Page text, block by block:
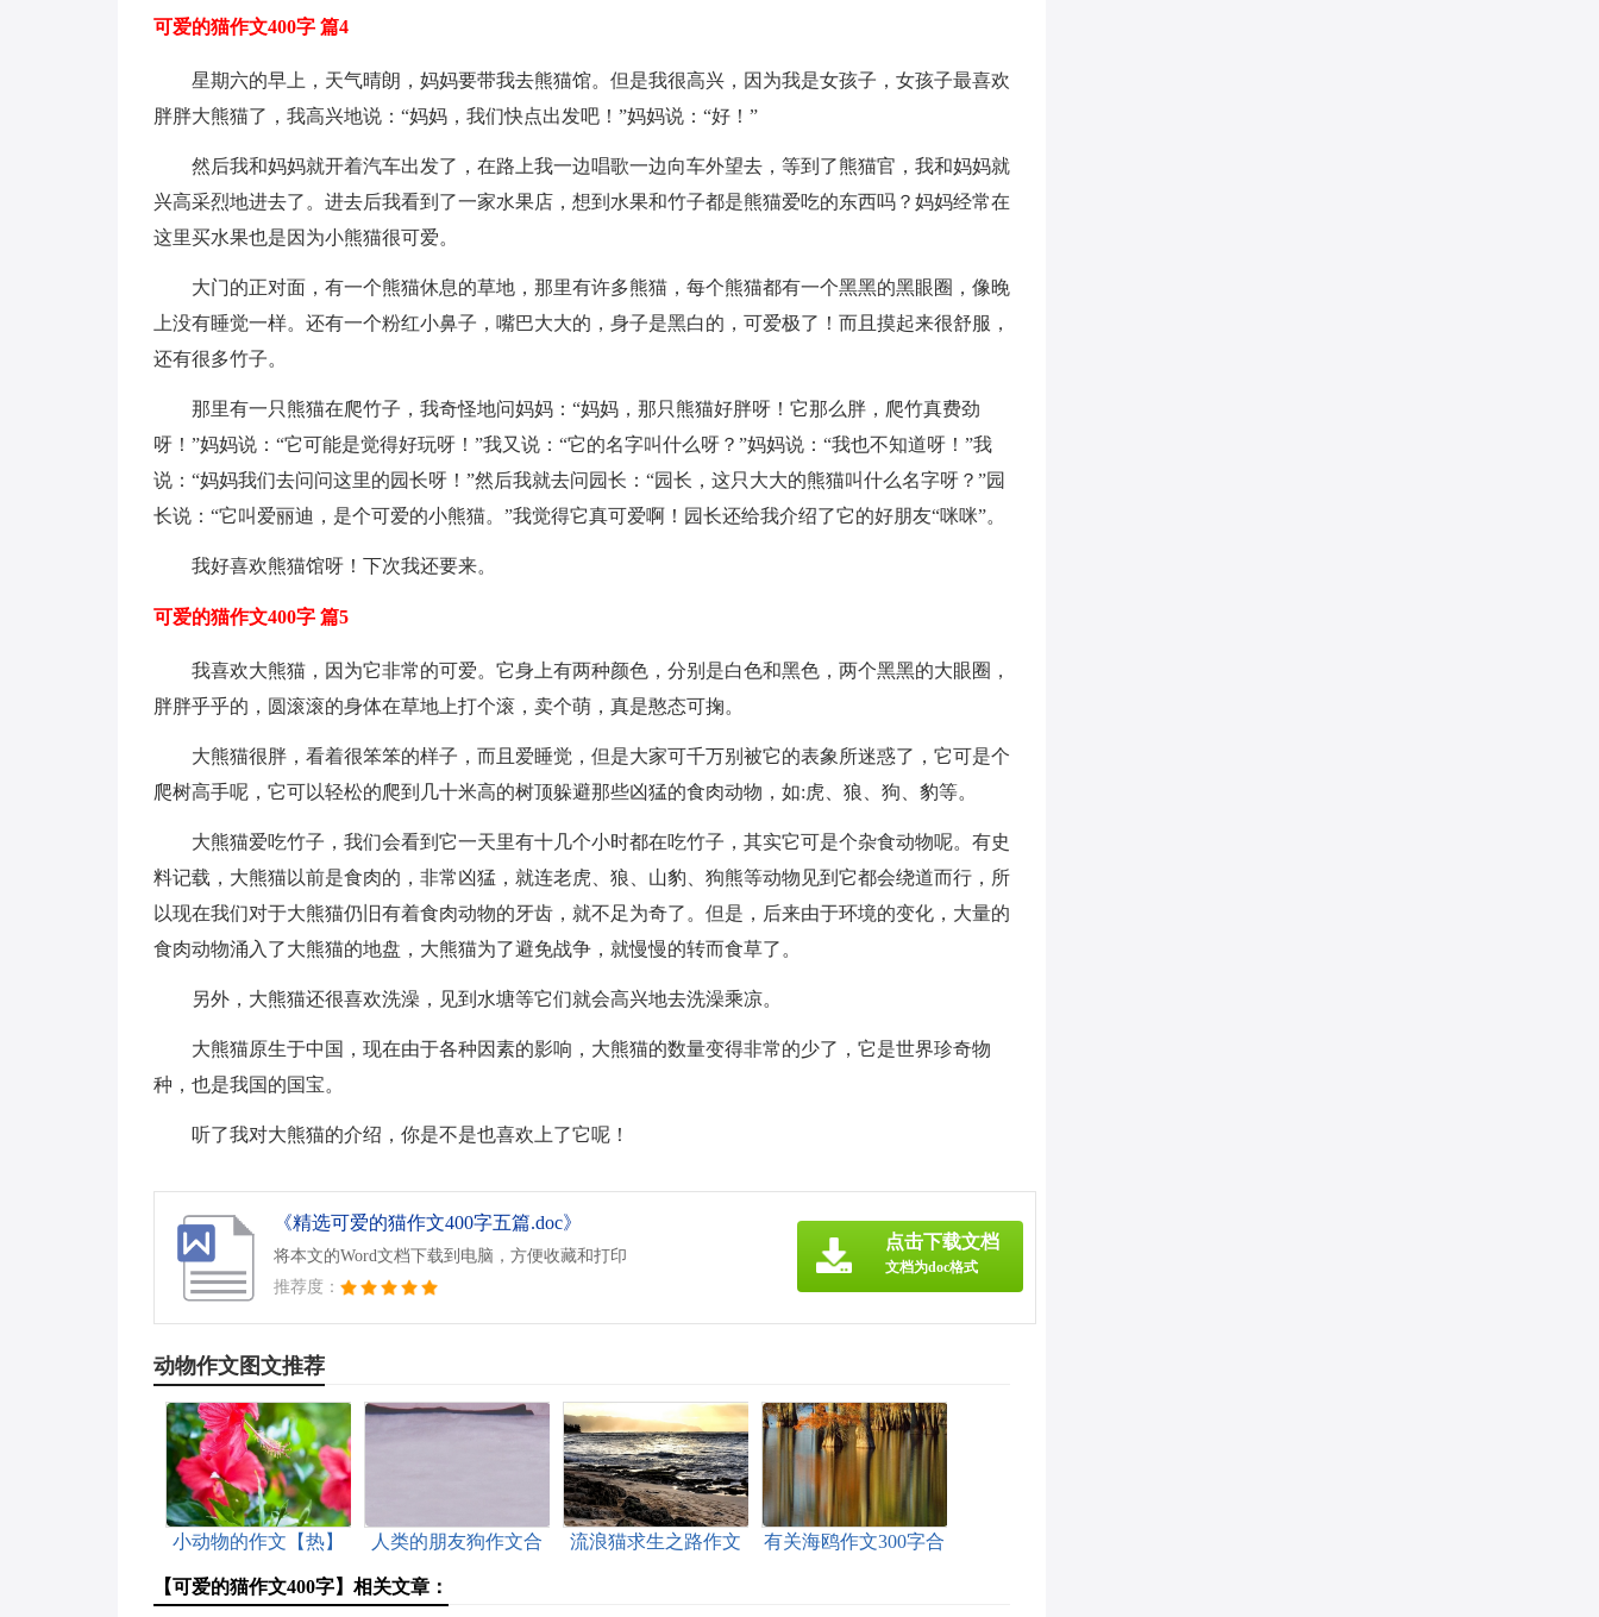
可爱的猫作文400字 篇4
星期六的早上，天气晴朗，妈妈要带我去熊猫馆。但是我很高兴，因为我是女孩子，女孩子最喜欢
胖胖大熊猫了，我高兴地说：“妈妈，我们快点出发吧！”妈妈说：“好！”
然后我和妈妈就开着汽车出发了，在路上我一边唱歌一边向车外望去，等到了熊猫官，我和妈妈就
兴高采烈地进去了。进去后我看到了一家水果店，想到水果和竹子都是熊猫爱吃的东西吗？妈妈经常在
这里买水果也是因为小熊猫很可爱。
大门的正对面，有一个熊猫休息的草地，那里有许多熊猫，每个熊猫都有一个黑黑的黑眼圈，像晚
上没有睡觉一样。还有一个粉红小鼻子，嘴巴大大的，身子是黑白的，可爱极了！而且摸起来很舒服，
还有很多竹子。
那里有一只熊猫在爬竹子，我奇怪地问妈妈：“妈妈，那只熊猫好胖呀！它那么胖，爬竹真费劲
呀！”妈妈说：“它可能是觉得好玩呀！”我又说：“它的名字叫什么呀？”妈妈说：“我也不知道呀！”我
说：“妈妈我们去问问这里的园长呀！”然后我就去问园长：“园长，这只大大的熊猫叫什么名字呀？”园
长说：“它叫爱丽迪，是个可爱的小熊猫。”我觉得它真可爱啊！园长还给我介绍了它的好朋友“咪咪”。
我好喜欢熊猫馆呀！下次我还要来。
可爱的猫作文400字 篇5
我喜欢大熊猫，因为它非常的可爱。它身上有两种颜色，分别是白色和黑色，两个黑黑的大眼圈，
胖胖乎乎的，圆滚滚的身体在草地上打个滚，卖个萌，真是憨态可掬。
大熊猫很胖，看着很笨笨的样子，而且爱睡觉，但是大家可千万别被它的表象所迷惑了，它可是个
爬树高手呢，它可以轻松的爬到几十米高的树顶躲避那些凶猛的食肉动物，如:虎、狼、狗、豹等。
大熊猫爱吃竹子，我们会看到它一天里有十几个小时都在吃竹子，其实它可是个杂食动物呢。有史
料记载，大熊猫以前是食肉的，非常凶猛，就连老虎、狼、山豹、狗熊等动物见到它都会绕道而行，所
以现在我们对于大熊猫仍旧有着食肉动物的牙齿，就不足为奇了。但是，后来由于环境的变化，大量的
食肉动物涌入了大熊猫的地盘，大熊猫为了避免战争，就慢慢的转而食草了。
另外，大熊猫还很喜欢洗澡，见到水塘等它们就会高兴地去洗澡乘凉。
大熊猫原生于中国，现在由于各种因素的影响，大熊猫的数量变得非常的少了，它是世界珍奇物
种，也是我国的国宝。
听了我对大熊猫的介绍，你是不是也喜欢上了它呢！
《精选可爱的猫作文400字五篇.doc》
将本文的Word文档下载到电脑，方便收藏和打印
推荐度：
点击下载文档
文档为doc格式
动物作文图文推荐
小动物的作文【热】
人类的朋友狗作文合
流浪猫求生之路作文
有关海鸥作文300字合
【可爱的猫作文400字】相关文章：